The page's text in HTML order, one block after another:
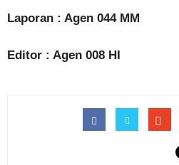
Laporan : Agen 044 MM
Editor : Agen 008 HI